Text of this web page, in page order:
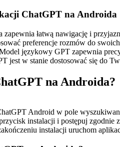
ChatGPT na Androida
zapewnia łatwą nawigację i
preferencje rozmów do
językowy GPT zapewnia
jest w stanie dostosować się do
na Androida?
Android w pole
instalacji i postępuj zgodnie
instalacji uruchom